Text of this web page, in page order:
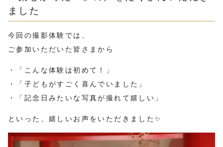
ました
今回の撮影体験では、
ご参加いただいた皆さまから
・「こんな体験は初めて！」
・「子どもがすごく喜んでいました」
・「記念日みたいな写真が撮れて嬉しい」
といった、嬉しいお声をいただきました✨